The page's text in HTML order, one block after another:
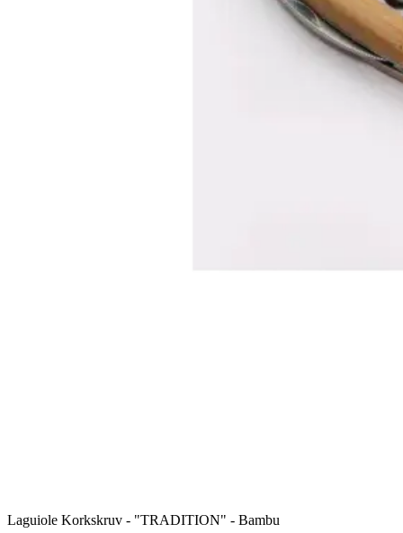
Laguiole Korkskruv - "TRADITION" - Bambu